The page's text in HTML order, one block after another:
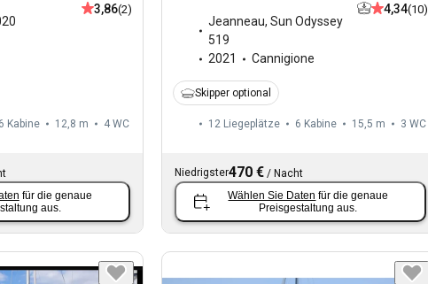
3,86(2)
6 Kabine 12,8 m 4 WC
für die genaue
aus.
Jeanneau, Sun Odyssey
519
2021
Cannigione
4,34(10)
Skipper optional
12 Liegeplätze 6 Kabine 15,5 m 3 WC
Niedrigster470 €/ Nacht
Wählen Sie Daten für die genaue
Preisgestaltung aus.